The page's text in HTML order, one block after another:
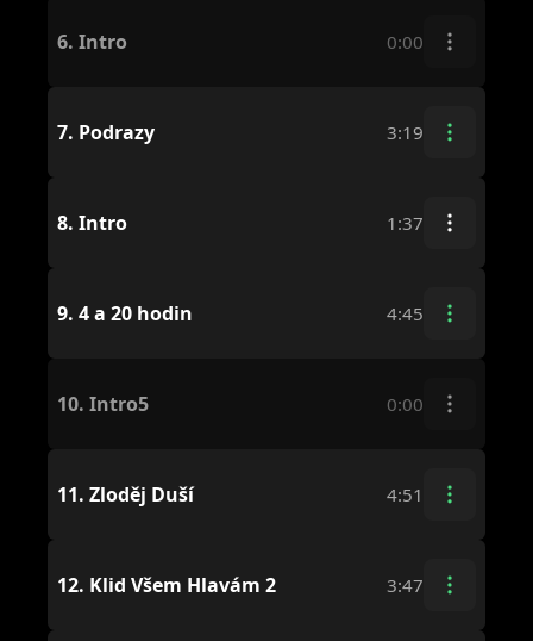
6. Intro 0:00
7. Podrazy 3:19
8. Intro 1:37
9. 4 a 20 hodin 4:45
10. Intro5 0:00
11. Zloděj Duší 4:51
12. Klid Všem Hlavám 2 3:47